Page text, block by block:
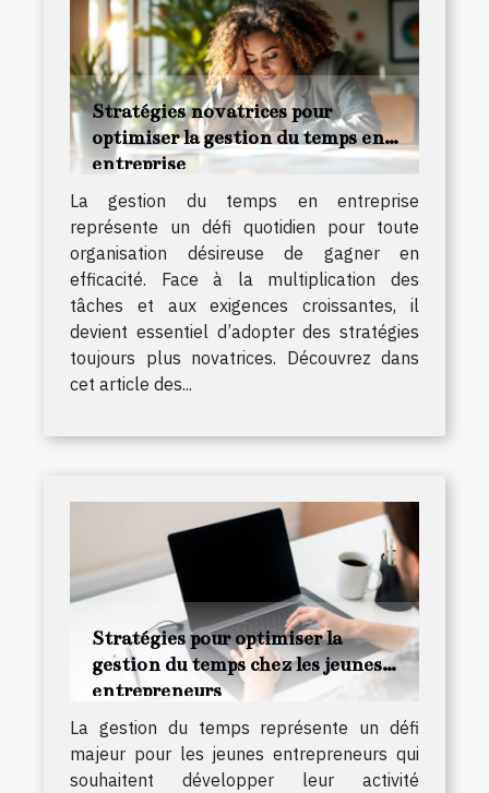
Stratégies novatrices pour
optimiser la gestion du temps en
entreprise
La gestion du temps en entreprise
représente un défi quotidien pour toute
organisation désireuse de gagner en
efficacité. Face à la multiplication des
tâches et aux exigences croissantes, il
devient essentiel d’adopter des stratégies
toujours plus novatrices. Découvrez dans
cet article des...
Stratégies pour optimiser la
gestion du temps chez les jeunes
entrepreneurs
La gestion du temps représente un défi
majeur pour les jeunes entrepreneurs qui
souhaitent développer leur activité